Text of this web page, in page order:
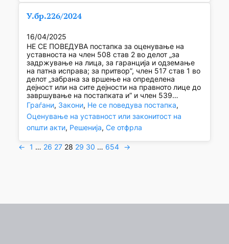
У.бр.226/2024
16/04/2025
НЕ СЕ ПОВЕДУВА постапка за оценување на
уставноста на член 508 став 2 во делот „за
задржување на лица, за гаранција и одземање
на патна исправа; за притвор”, член 517 став 1 во
делот „забрана за вршење на определена
дејност или на сите дејности на правното лице до
завршување на постапката и” и член 539…
Граѓани, Закони, Не се поведува постапка
Оценување на уставност или законитост на
општи акти, Решенија, Се отфрла
← 1 … 26 27 28 29 30 … 654 →